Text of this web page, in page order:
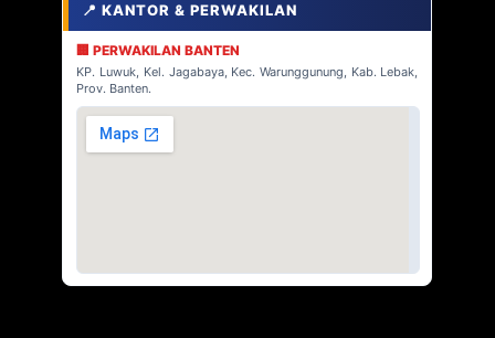
📍 KANTOR & PERWAKILAN
🏢 PERWAKILAN BANTEN
KP. Luwuk, Kel. Jagabaya, Kec. Warunggunung, Kab. Lebak,
Prov. Banten.